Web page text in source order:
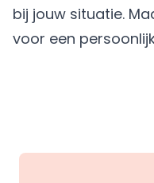
bij jouw situatie.
voor een